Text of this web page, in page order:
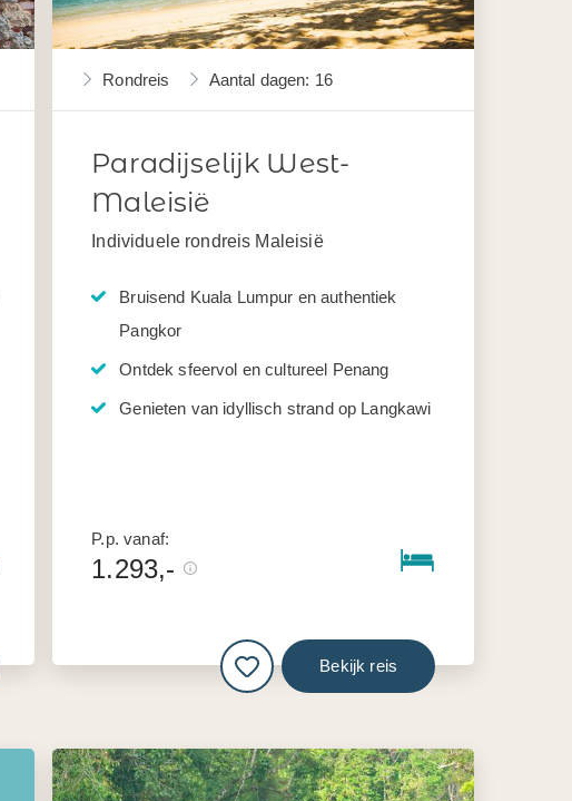
Rondreis Aantal dagen: 16
Paradijselijk West-
Maleisië
Individuele rondreis Maleisië
Bruisend Kuala Lumpur en authentiek
Pangkor
Ontdek sfeervol en cultureel Penang
Genieten van idyllisch strand op Langkawi
P.p. vanaf:
1.293,-
Bekijk reis